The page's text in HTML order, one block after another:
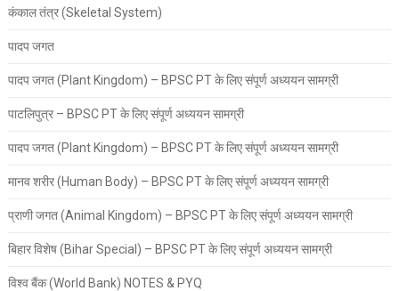
कंकाल तंत्र (Skeletal System)
पादप जगत
पादप जगत (Plant Kingdom) – BPSC PT के लिए संपूर्ण अध्ययन सामग्री
पाटलिपुत्र – BPSC PT के लिए संपूर्ण अध्ययन सामग्री
पादप जगत (Plant Kingdom) – BPSC PT के लिए संपूर्ण अध्ययन सामग्री
मानव शरीर (Human Body) – BPSC PT के लिए संपूर्ण अध्ययन सामग्री
प्राणी जगत (Animal Kingdom) – BPSC PT के लिए संपूर्ण अध्ययन सामग्री
बिहार विशेष (Bihar Special) – BPSC PT के लिए संपूर्ण अध्ययन सामग्री
विश्व बैंक (World Bank) NOTES & PYQ